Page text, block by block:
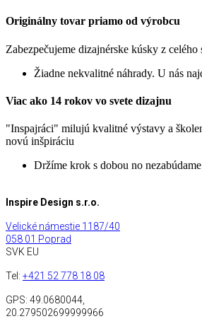
Originálny tovar priamo od výrobcu
Zabezpečujeme dizajnérske kúsky z celého
Žiadne nekvalitné náhrady. U nás
Viac ako 14 rokov vo svete dizajnu
"Inspajráci" milujú kvalitné výstavy a
novú inšpiráciu
Držíme krok s dobou no
Inspire Design s.r.o.
Velické námestie 1187/40
058 01 Poprad
SVK EU
Tel: +421 52 778 18 08
GPS: 49.0680044,
20.279502699999966